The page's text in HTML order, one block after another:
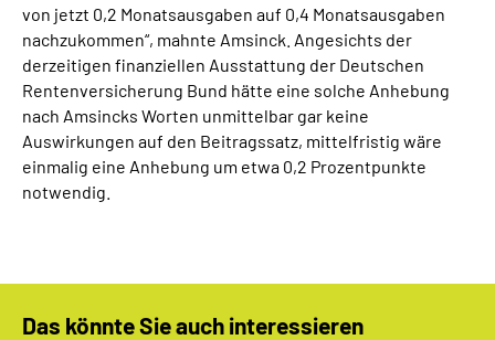
von jetzt 0,2 Monatsausgaben auf 0,4 Monatsausgaben
nachzukommen“, mahnte Amsinck. Angesichts der
derzeitigen finanziellen Ausstattung der Deutschen
Rentenversicherung Bund hätte eine solche Anhebung
nach Amsincks Worten unmittelbar gar keine
Auswirkungen auf den Beitragssatz, mittelfristig wäre
einmalig eine Anhebung um etwa 0,2 Prozentpunkte
notwendig.
Das könnte Sie auch interessieren